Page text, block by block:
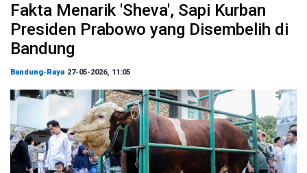
Fakta Menarik 'Sheva', Sapi Kurban
Presiden Prabowo yang Disembelih di
Bandung
Bandung-Raya 27-05-2026, 11:05